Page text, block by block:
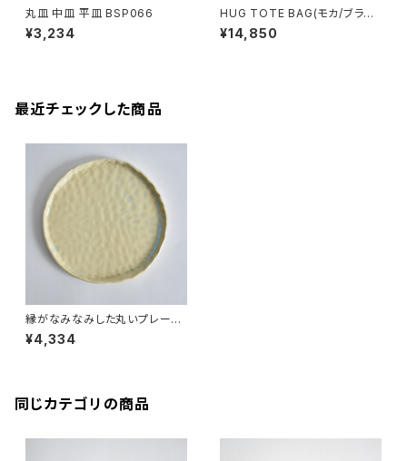
丸皿 中皿 平皿 BSP066
¥3,234
HUG TOTE BAG(モカ/ブラウ
ン)
¥14,850
最近チェックした商品
縁がなみなみした丸いプレート
特大皿BSP065
¥4,334
同じカテゴリの商品